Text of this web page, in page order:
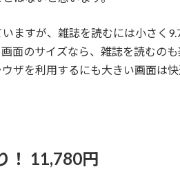
ますが、雑誌を読むには小さく
面のサイズなら、雑誌を読むのも
ザを利用するにも大きい画面は快
！ 11,780円